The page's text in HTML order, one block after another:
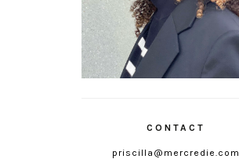
CONTACT
priscilla@mercredie.com